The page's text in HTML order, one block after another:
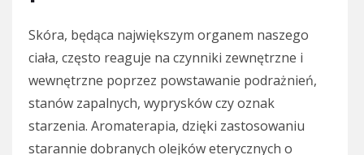
Skóra, będąca największym organem naszego
ciała, często reaguje na czynniki zewnętrzne i
wewnętrzne poprzez powstawanie podrażnień,
stanów zapalnych, wyprysków czy oznak
starzenia. Aromaterapia, dzięki zastosowaniu
starannie dobranych olejków eterycznych o